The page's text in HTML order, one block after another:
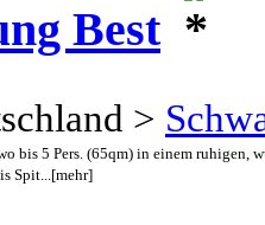
Best
>
bis 5 Pers. (65qm) in einem ruhigen,
Spit...[mehr]